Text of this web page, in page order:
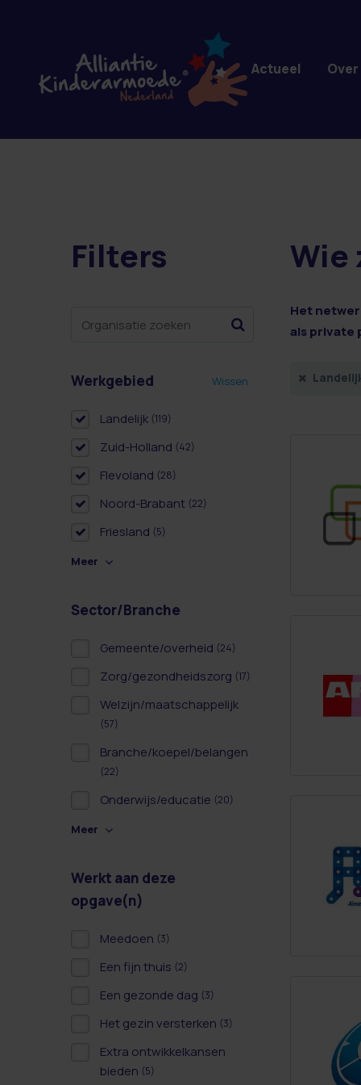
212 resultaten
Filters
Werkgebied Wissen
Landelijk (119)
Zuid-Holland (42)
Flevoland (28)
Noord-Brabant (22)
Friesland (5)
Meer
Sector/Branche
Gemeente/overheid (24)
Zorg/gezondheidszorg (17)
Welzijn/maatschappelijk
(57)
Branche/koepel/belangen
(22)
Onderwijs/educatie (20)
Meer
Werkt aan deze
opgave(n)
Meedoen (3)
Een fijn thuis (2)
Een gezonde dag (3)
Het gezin versterken (3)
Extra ontwikkelkansen
bieden (5)
Wie
Het
als private
Actueel